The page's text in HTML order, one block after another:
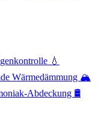
💧
Wärmedämmung 🏔️
Abdeckung 🛢️